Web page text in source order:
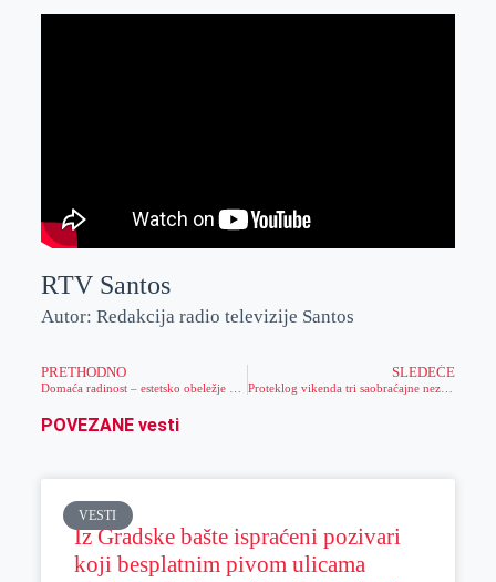
RTV Santos
Autor: Redakcija radio televizije Santos
PRETHODNO SLEDEĆE
POVEZANE vesti
VESTI
Iz Gradske bašte ispraćeni pozivari
koji besplatnim pivom ulicama